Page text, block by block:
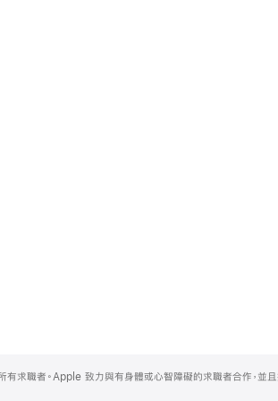
求職者。Apple 致力與有身體或心智障礙的求職者合作，並且